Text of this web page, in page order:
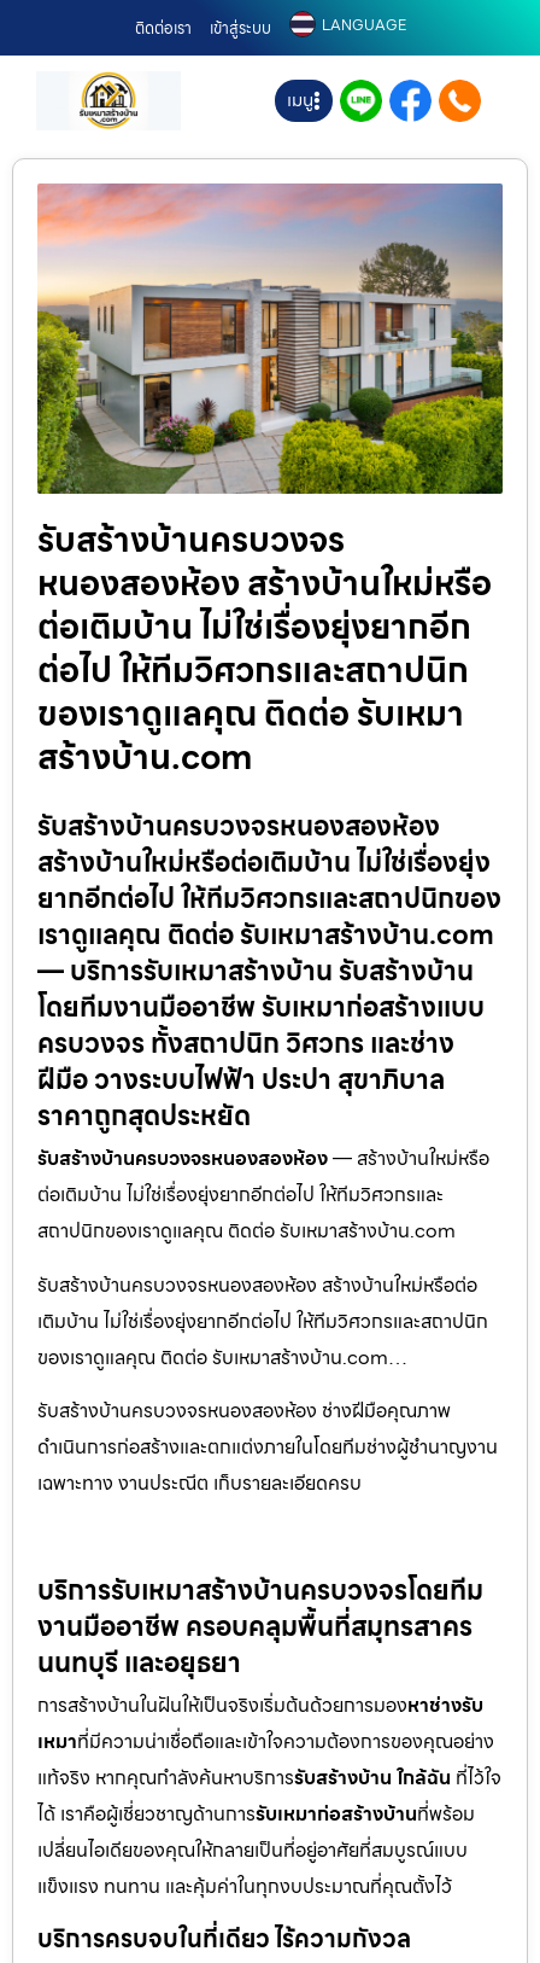
ติดต่อเรา เข้าสู่ระบบ LANGUAGE
เมนู
รับสร้างบ้านครบวงจร
หนองสองห้อง สร้างบ้านใหม่หรือ
ต่อเติมบ้าน ไม่ใช่เรื่องยุ่งยากอีก
ต่อไป ให้ทีมวิศวกรและสถาปนิก
ของเราดูแลคุณ ติดต่อ รับเหมา
สร้างบ้าน.com
รับสร้างบ้านครบวงจรหนองสองห้อง
สร้างบ้านใหม่หรือต่อเติมบ้าน ไม่ใช่เรื่องยุ่ง
ยากอีกต่อไป ให้ทีมวิศวกรและสถาปนิกของ
เราดูแลคุณ ติดต่อ รับเหมาสร้างบ้าน.com
— บริการรับเหมาสร้างบ้าน รับสร้างบ้าน
โดยทีมงานมืออาชีพ รับเหมาก่อสร้างแบบ
ครบวงจร ทั้งสถาปนิก วิศวกร และช่าง
ฝีมือ วางระบบไฟฟ้า ประปา สุขาภิบาล
ราคาถูกสุดประหยัด
รับสร้างบ้านครบวงจรหนองสองห้อง— สร้างบ้านใหม่หรือ
ต่อเติมบ้าน ไม่ใช่เรื่องยุ่งยากอีกต่อไป ให้ทีมวิศวกรและ
สถาปนิกของเราดูแลคุณ ติดต่อ รับเหมาสร้างบ้าน.com
รับสร้างบ้านครบวงจรหนองสองห้อง สร้างบ้านใหม่หรือต่อ
เติมบ้าน ไม่ใช่เรื่องยุ่งยากอีกต่อไป ให้ทีมวิศวกรและสถาปนิก
ของเราดูแลคุณ ติดต่อ รับเหมาสร้างบ้าน.com…
รับสร้างบ้านครบวงจรหนองสองห้อง ช่างฝีมือคุณภาพ
ดำเนินการก่อสร้างและตกแต่งภายในโดยทีมช่างผู้ชำนาญงาน
เฉพาะทาง งานประณีต เก็บรายละเอียดครบ
บริการรับเหมาสร้างบ้านครบวงจรโดยทีม
งานมืออาชีพ ครอบคลุมพื้นที่สมุทรสาคร
นนทบุรี และอยุธยา
การสร้างบ้านในฝันให้เป็นจริงเริ่มต้นด้วยการมองหาช่างรับ
เหมาที่มีความน่าเชื่อถือและเข้าใจความต้องการของคุณอย่าง
แท้จริง หากคุณกำลังค้นหาบริการรับสร้างบ้าน ใกล้ฉัน ที่ไว้ใจ
ได้ เราคือผู้เชี่ยวชาญด้านการรับเหมาก่อสร้างบ้านที่พร้อม
เปลี่ยนไอเดียของคุณให้กลายเป็นที่อยู่อาศัยที่สมบูรณ์แบบ
แข็งแรง ทนทาน และคุ้มค่าในทุกงบประมาณที่คุณตั้งไว้
บริการครบจบในที่เดียว ไร้ความกังวล